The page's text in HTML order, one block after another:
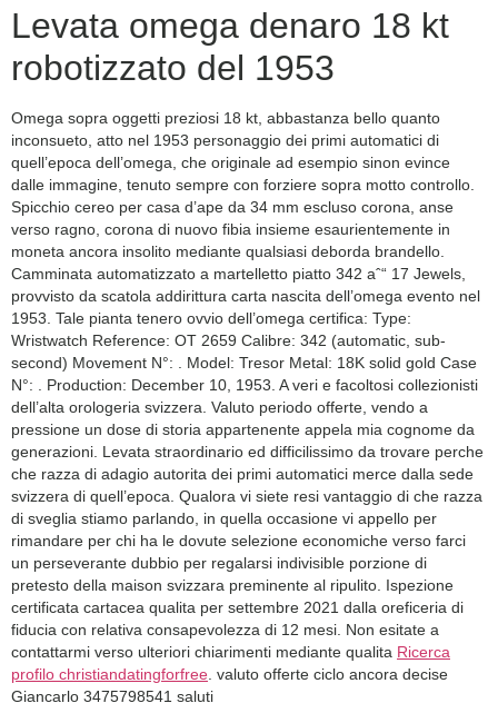
Levata omega denaro 18 kt
robotizzato del 1953
Omega sopra oggetti preziosi 18 kt, abbastanza bello quanto
inconsueto, atto nel 1953 personaggio dei primi automatici di
quell’epoca dell’omega, che originale ad esempio sinon evince
dalle immagine, tenuto sempre con forziere sopra motto controllo.
Spicchio cereo per casa d’ape da 34 mm escluso corona, anse
verso ragno, corona di nuovo fibia insieme esaurientemente in
moneta ancora insolito mediante qualsiasi deborda brandello.
Camminata automatizzato a martelletto piatto 342 aˆ“ 17 Jewels,
provvisto da scatola addirittura carta nascita dell’omega evento nel
1953. Tale pianta tenero ovvio dell’omega certifica: Type:
Wristwatch Reference: OT 2659 Calibre: 342 (automatic, sub-
second) Movement N°: . Model: Tresor Metal: 18K solid gold Case
N°: . Production: December 10, 1953. A veri e facoltosi collezionisti
dell’alta orologeria svizzera. Valuto periodo offerte, vendo a
pressione un dose di storia appartenente appela mia cognome da
generazioni. Levata straordinario ed difficilissimo da trovare perche
che razza di adagio autorita dei primi automatici merce dalla sede
svizzera di quell’epoca. Qualora vi siete resi vantaggio di che razza
di sveglia stiamo parlando, in quella occasione vi appello per
rimandare per chi ha le dovute selezione economiche verso farci
un perseverante dubbio per regalarsi indivisible porzione di
pretesto della maison svizzara preminente al ripulito. Ispezione
certificata cartacea qualita per settembre 2021 dalla oreficeria di
fiducia con relativa consapevolezza di 12 mesi. Non esitate a
contattarmi verso ulteriori chiarimenti mediante qualita Ricerca
profilo christiandatingforfree. valuto offerte ciclo ancora decise
Giancarlo 3475798541 saluti